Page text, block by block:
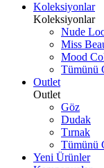
Koleksiyonlar
Koleksiyonlar
Nude
Miss
Mood
Tümünü
Outlet
Outlet
Göz
Dudak
Tırnak
Tümünü
Yeni Ürünler